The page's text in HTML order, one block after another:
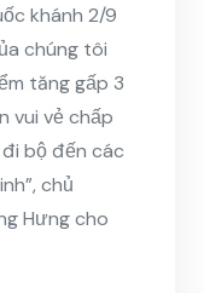
khánh 2/9
chúng tôi
tăng gấp 3
vui vẻ chấp
bộ đến các
chủ
Hưng cho